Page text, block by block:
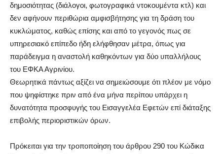
δημοσιότητας (διάλογοι, φωτογραφικά ντοκουμέντα κτλ) και
δεν αφήνουν περιθώρια αμφισβήτησης για τη δράση του
κυκλώματος, καθώς επίσης και από το γεγονός πως σε
υπηρεσιακό επίπεδο ήδη ελήφθησαν μέτρα, όπως για
παράδειγμα η αναστολή καθηκόντων για δύο υπαλλήλους
του ΕΦΚΑ Αγρινίου.
Θεωρητικά πάντως αξίζει να σημειώσουμε ότι πλέον με νόμο
που ψηφίστηκε πριν από ένα μήνα περίπου υπάρχει η
δυνατότητα προσφυγής του Εισαγγελέα Εφετών επί διάταξης
επιβολής περιοριστικών όρων.
Πρόκειται για την τροποποίηση του άρθρου 290 του Κώδικα